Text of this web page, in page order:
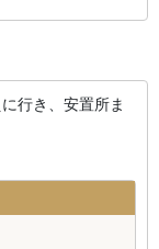
行き、安置所ま